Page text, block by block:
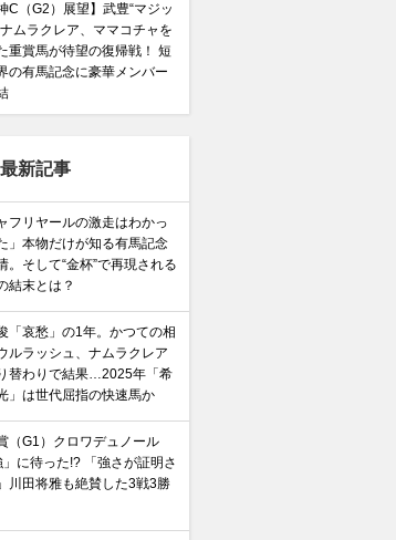
×ドウデュースを逆転できる候補3頭！と絶
C（G2）展望】武豊“マジッ
ナムラクレア、ママコチャを
重賞馬が待望の復帰戦！ 短
の有馬記念に豪華メンバー
新記事
フリヤールの激走はわかっ
」本物だけが知る有馬記念
。そして“金杯”で再現される
結末とは？
「哀愁」の1年。かつての相
ルラッシュ、ナムラクレア
替わりで結果…2025年「希
」は世代屈指の快速馬か
（G1）クロワデュノール
」に待った!? 「強さが証明さ
川田将雅も絶賛した3戦3勝